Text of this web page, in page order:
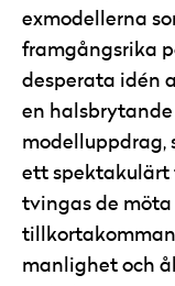
exmodellerna
framgångsrika
desperata idén
en halsbrytande
modelluppdrag,
ett spektakulärt
tvingas de
manlighet och